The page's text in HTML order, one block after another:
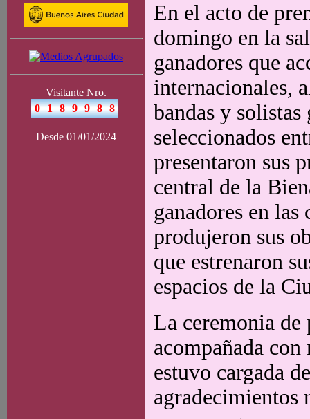
Visitante Nro.
Desde 01/01/2024
En el acto de
domingo en la
ganadores que
internacionales,
bandas y solistas
seleccionados
presentaron sus
central de la
ganadores en
produjeron sus
que estrenaron
espacios de la
La ceremonia
acompañada
estuvo cargada
agradecimientos